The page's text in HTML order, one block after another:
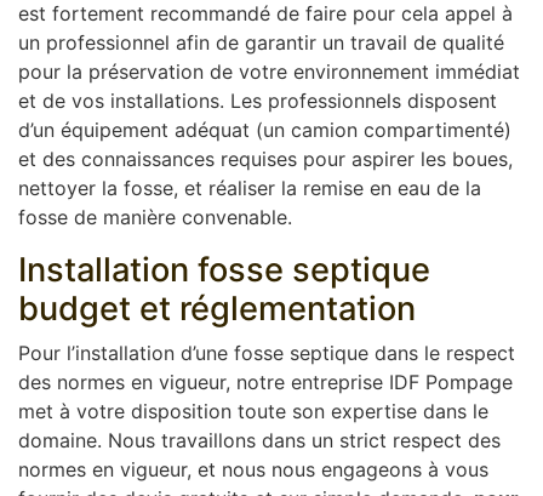
est fortement recommandé de faire pour cela appel à
un professionnel afin de garantir un travail de qualité
pour la préservation de votre environnement immédiat
et de vos installations. Les professionnels disposent
d’un équipement adéquat (un camion compartimenté)
et des connaissances requises pour aspirer les boues,
nettoyer la fosse, et réaliser la remise en eau de la
fosse de manière convenable.
Installation fosse septique
budget et réglementation
Pour l’installation d’une fosse septique dans le respect
des normes en vigueur, notre entreprise IDF Pompage
met à votre disposition toute son expertise dans le
domaine. Nous travaillons dans un strict respect des
normes en vigueur, et nous nous engageons à vous